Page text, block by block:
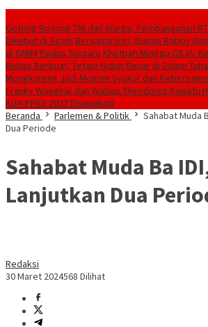
Gotong Royong TNI dan Warga, Pembangunan
Dikebut di Agam Bersama Istri, Bupati Robby
di GMIM Paulus Tonsaru Khotbah Minggu GSJA:
Bebas Berbuat, Tetapi Hidup Benar di Dalam
Mongkareng Jadi Momen Syukur dan
Franky Wongkar dan Wabup Theodorus Kawatu
KUA-PPAS 2027 Disepakati
Beranda
Parlemen & Politik
Sahabat Muda
Dua Periode
Sahabat Muda Ba
Lanjutkan Dua
Redaksi
30 Maret 2024568 Dilihat